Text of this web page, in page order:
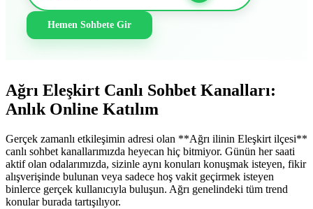
Hemen Sohbete Gir
Ağrı Eleşkirt Canlı Sohbet Kanalları:
Anlık Online Katılım
Gerçek zamanlı etkileşimin adresi olan **Ağrı ilinin Eleşkirt ilçesi**
canlı sohbet kanallarımızda heyecan hiç bitmiyor. Günün her saati
aktif olan odalarımızda, sizinle aynı konuları konuşmak isteyen, fikir
alışverişinde bulunan veya sadece hoş vakit geçirmek isteyen
binlerce gerçek kullanıcıyla buluşun. Ağrı genelindeki tüm trend
konular burada tartışılıyor.